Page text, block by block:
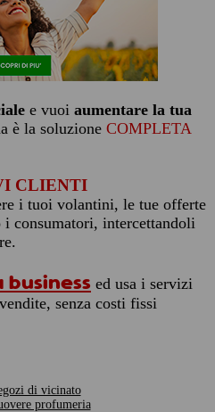
e vuoi aumentare la tua
è la soluzione COMPLETA
CLIENTI
i tuoi volantini, le tue offerte
consumatori, intercettandoli
business ed usa i servizi
senza costi fissi
di vicinato
profumeria